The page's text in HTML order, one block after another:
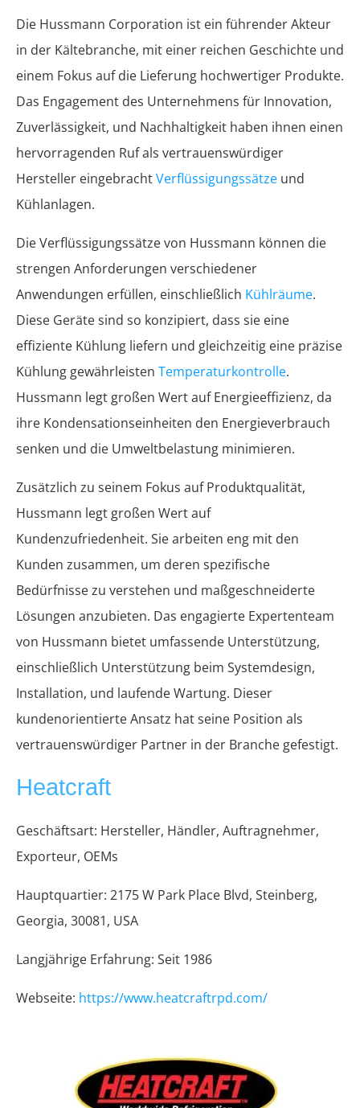
Die Hussmann Corporation ist ein führender Akteur
in der Kältebranche, mit einer reichen Geschichte und
einem Fokus auf die Lieferung hochwertiger Produkte.
Das Engagement des Unternehmens für Innovation,
Zuverlässigkeit, und Nachhaltigkeit haben ihnen einen
hervorragenden Ruf als vertrauenswürdiger
Hersteller eingebrachtVerflüssigungssätze und
Kühlanlagen.
Die Verflüssigungssätze von Hussmann können die
strengen Anforderungen verschiedener
Anwendungen erfüllen, einschließlich Kühlräume.
Diese Geräte sind so konzipiert, dass sie eine
effiziente Kühlung liefern und gleichzeitig eine präzise
Kühlung gewährleisten Temperaturkontrolle.
Hussmann legt großen Wert auf Energieeffizienz, da
ihre Kondensationseinheiten den Energieverbrauch
senken und die Umweltbelastung minimieren.
Zusätzlich zu seinem Fokus auf Produktqualität,
Hussmann legt großen Wert auf
Kundenzufriedenheit. Sie arbeiten eng mit den
Kunden zusammen, um deren spezifische
Bedürfnisse zu verstehen und maßgeschneiderte
Lösungen anzubieten. Das engagierte Expertenteam
von Hussmann bietet umfassende Unterstützung,
einschließlich Unterstützung beim Systemdesign,
Installation, und laufende Wartung. Dieser
kundenorientierte Ansatz hat seine Position als
vertrauenswürdiger Partner in der Branche gefestigt.
Heatcraft
Geschäftsart: Hersteller, Händler, Auftragnehmer,
Exporteur, OEMs
Hauptquartier: 2175 W Park Place Blvd, Steinberg,
Georgia, 30081, USA
Langjährige Erfahrung: Seit 1986
Webseite: https://www.heatcraftrpd.com/